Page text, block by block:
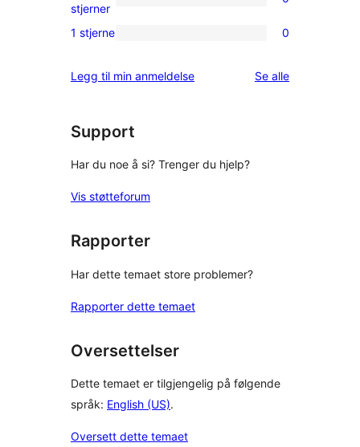
star
0
2-
reviews
stjerner
0
star
1 stjerne 0
Legg til min anmeldelse Se alleomtalene
Support
Har du noe å si? Trenger du hjelp?
Vis støtteforum
Rapporter
Har dette temaet store problemer?
Rapporter dette temaet
Oversettelser
Dette temaet er tilgjengelig på følgende
språk: English (US).
Oversett dette temaet